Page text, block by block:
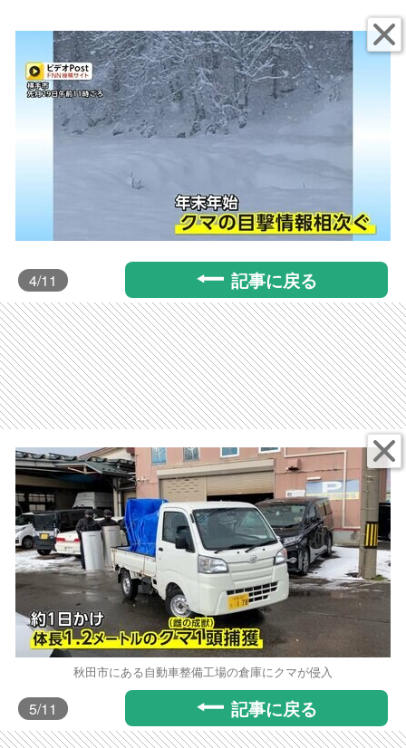
4/11 記事に戻る
秋田市にある自動車整備工場の倉庫にクマが侵入
5/11 記事に戻る